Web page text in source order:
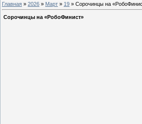
Главная » 2026 » Март » 19 » Сорочинцы на
Сорочинцы на «РобоФинист»